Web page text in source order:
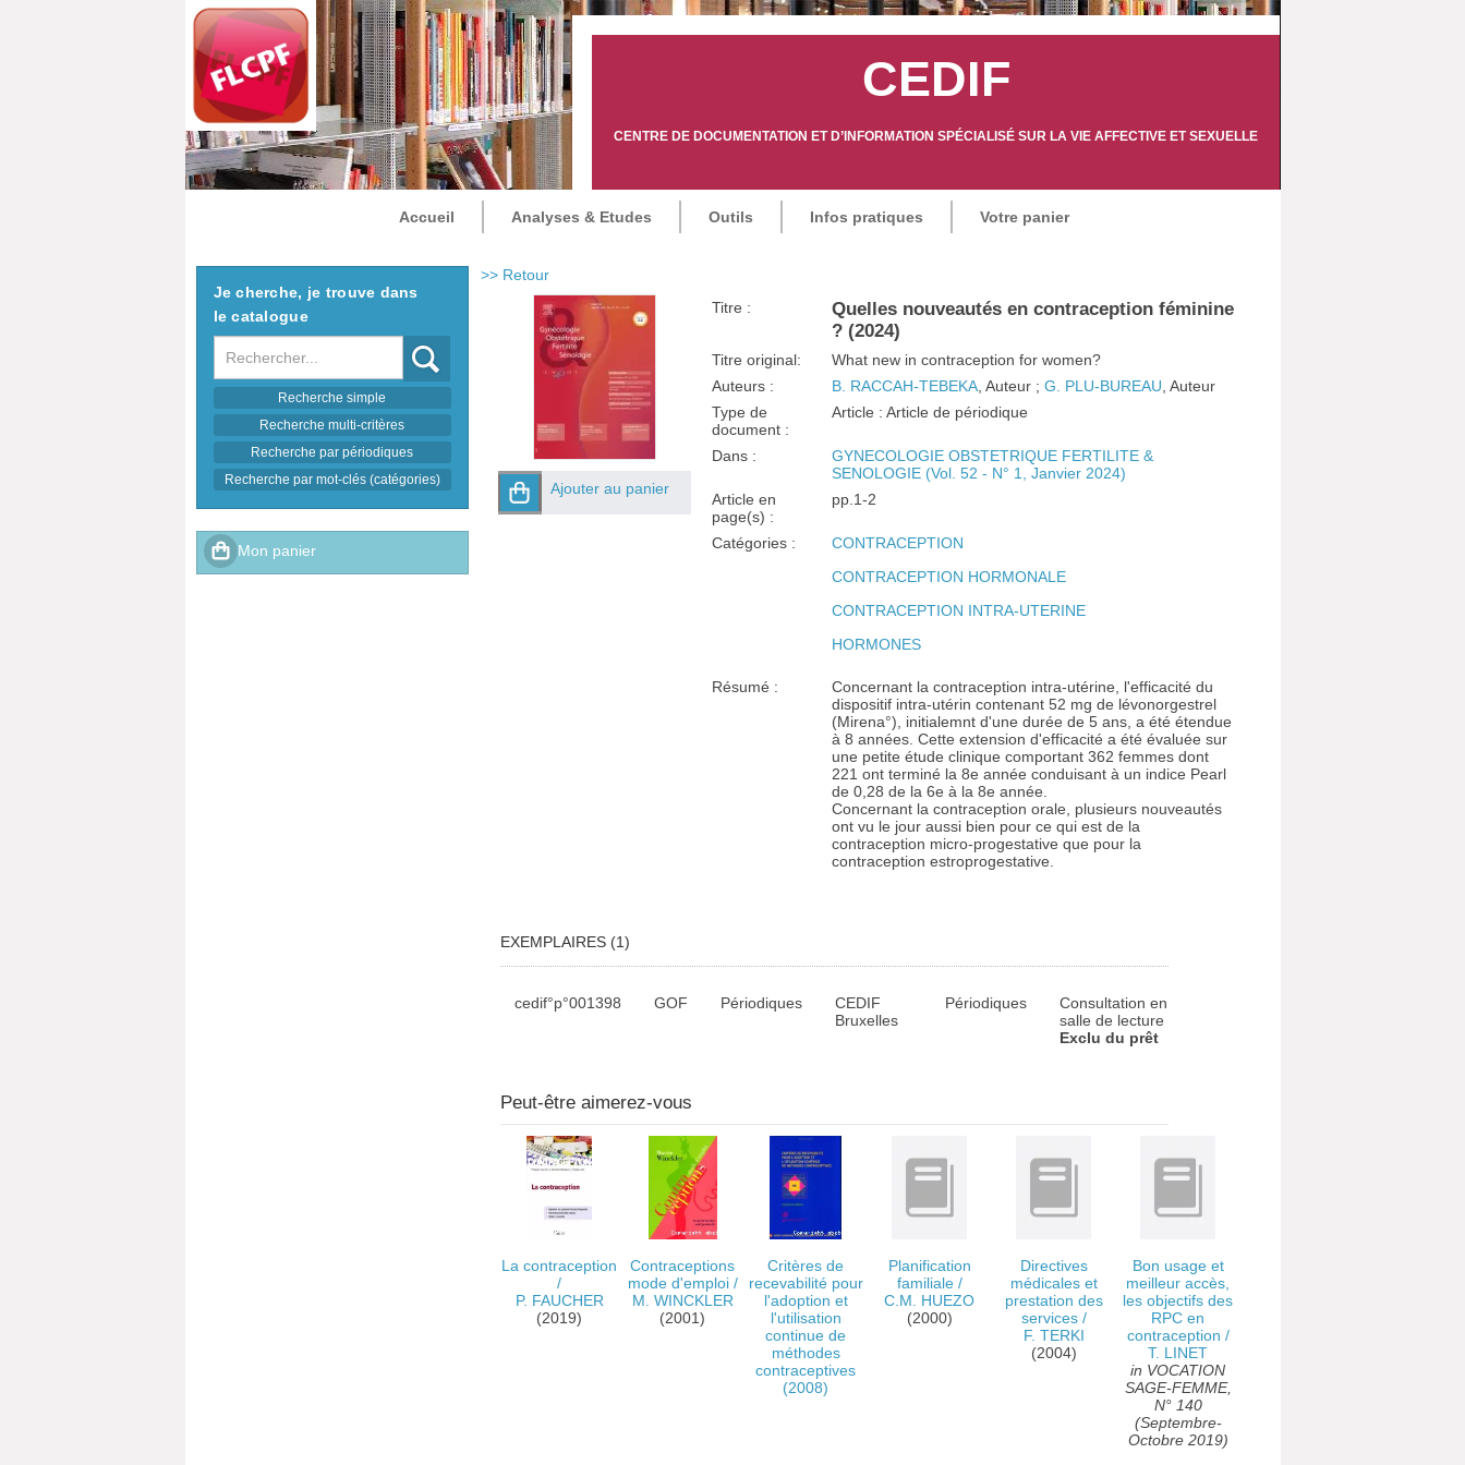
CEDIF
CENTRE DE DOCUMENTATION ET D’INFORMATION SPÉCIALISÉ SUR LA VIE AFFECTIVE ET SEXUELLE
Accueil Analyses & Etudes Outils Infos pratiques Votre panier
>> Retour
Ajouter au panier
Titre :
Quelles nouveautés en contraception féminine
? (2024)
Titre original:
What new in contraception for women?
Auteurs :
B. RACCAH-TEBEKA , Auteur ;G. PLU-BUREAU , Auteur
Type de
document :
Article : Article de périodique
Dans :
GYNECOLOGIE OBSTETRIQUE FERTILITE &
SENOLOGIE (Vol. 52 - N° 1, Janvier 2024)
Article en
page(s) :
pp.1-2
Catégories :
CONTRACEPTION
CONTRACEPTION HORMONALE
CONTRACEPTION INTRA-UTERINE
HORMONES
Résumé :
Concernant la contraception intra-utérine, l'efficacité du
dispositif intra-utérin contenant 52 mg de lévonorgestrel
(Mirena°), initialemnt d'une durée de 5 ans, a été étendue
à 8 années. Cette extension d'efficacité a été évaluée sur
une petite étude clinique comportant 362 femmes dont
221 ont terminé la 8e année conduisant à un indice Pearl
de 0,28 de la 6e à la 8e année.
Concernant la contraception orale, plusieurs nouveautés
ont vu le jour aussi bien pour ce qui est de la
contraception micro-progestative que pour la
contraception estroprogestative.
EXEMPLAIRES (1)
cedif°p°001398
GOF Périodiques
CEDIF
Bruxelles
Périodiques
Consultation en
salle de lecture
Exclu du prêt
Peut-être aimerez-vous
La contraception
/
P. FAUCHER
(2019)
Contraceptions
mode d'emploi/
M. WINCKLER
(2001)
Critères de
recevabilité pour
l'adoption et
l'utilisation
continue de
méthodes
contraceptives
(2008)
Planification
familiale/
C.M. HUEZO
(2000)
Directives
médicales et
prestation des
services/
F. TERKI
(2004)
Bon usage et
meilleur accès,
les objectifs des
RPC en
contraception /
T. LINET
in VOCATION
SAGE-FEMME,
N° 140
(Septembre-
Octobre 2019)
Je cherche, je trouve dans
le catalogue
Recherche
Recherche simple
Recherche multi-critères
Recherche par périodiques
Recherche par mot-clés (catégories)